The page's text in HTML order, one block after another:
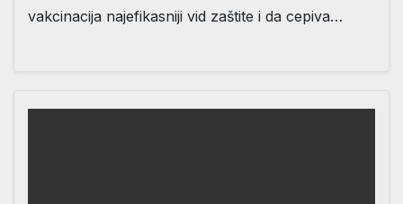
vakcinacija najefikasniji vid zaštite i da cepiva…